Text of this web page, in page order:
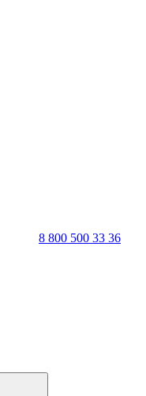
8 800 500 33 36